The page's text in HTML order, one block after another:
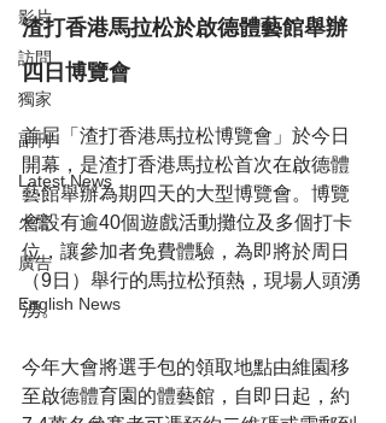
影片
訪問
獨家
副刊
Latest News
火警
廣告
English News
渣打香港馬拉松於啟德體藝館舉辦
四日博覽會
首屆「渣打香港馬拉松博覽會」於今日
開幕，是渣打香港馬拉松首次在啟德體
藝館舉辦為期四天的大型博覽會。博覽
會設有逾40個遊戲活動攤位及多個打卡
位，讓參加者免費體驗，為即將於周日
（9日）舉行的馬拉松預熱，現場人頭湧
湧。
今年大會將選手包的領取地點由維園移
至啟德體育園的體藝館，自即日起，約